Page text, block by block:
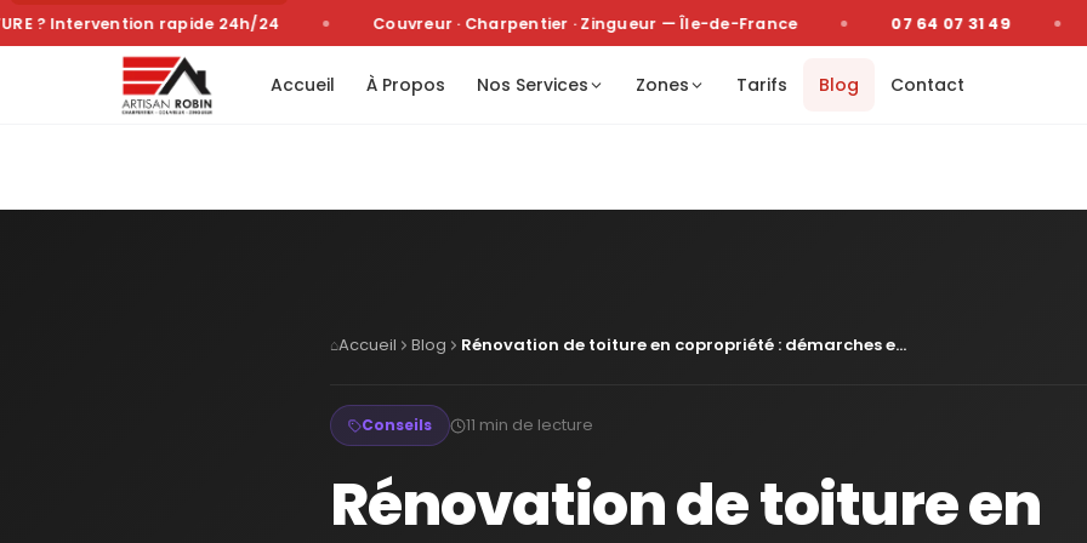
? Intervention rapide 24h/24 Couvreur · Charpentier · Zingueur — Île-de-France 07 64 07 31 49
Accueil À Propos Nos Services Zones Tarifs Blog Contact
⌂Accueil Blog Rénovation de toiture en copropriété : démarches e...
Conseils 11 min de lecture
Rénovation de toiture en